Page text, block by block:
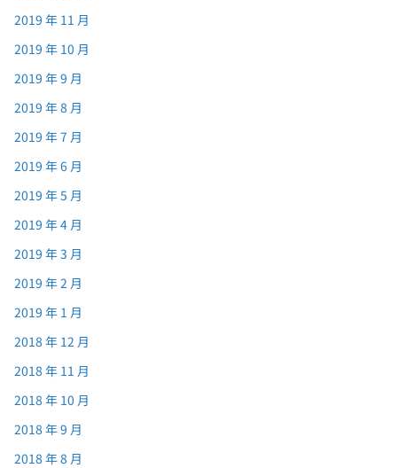
2019 年 11 月
2019 年 10 月
2019 年 9 月
2019 年 8 月
2019 年 7 月
2019 年 6 月
2019 年 5 月
2019 年 4 月
2019 年 3 月
2019 年 2 月
2019 年 1 月
2018 年 12 月
2018 年 11 月
2018 年 10 月
2018 年 9 月
2018 年 8 月